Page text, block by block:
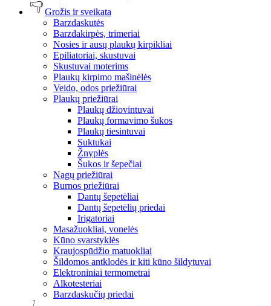
Grožis ir sveikata
Barzdaskutės
Barzdakirpės, trimeriai
Nosies ir ausų plaukų kirpikliai
Epiliatoriai, skustuvai
Skustuvai moterims
Plaukų kirpimo mašinėlės
Veido, odos priežiūrai
Plaukų priežiūrai
Plaukų džiovintuvai
Plaukų formavimo šukos
Plaukų tiesintuvai
Suktukai
Žnyplės
Šukos ir šepečiai
Nagų priežiūrai
Burnos priežiūrai
Dantų šepetėliai
Dantų šepetėlių priedai
Irigatoriai
Masažuokliai, vonelės
Kūno svarstyklės
Kraujospūdžio matuokliai
Šildomos antklodės ir kiti kūno šildytuvai
Elektroniniai termometrai
Alkotesteriai
Barzdaskučių priedai